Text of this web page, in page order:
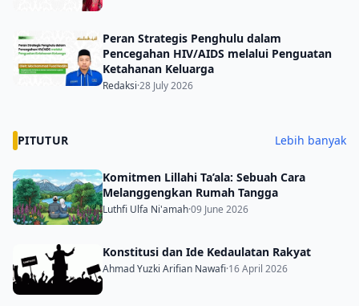
Peran Strategis Penghulu dalam
Pencegahan HIV/AIDS melalui Penguatan
Ketahanan Keluarga
Redaksi·28 July 2026
PITUTUR Lebih banyak
Komitmen Lillahi Ta’ala: Sebuah Cara
Melanggengkan Rumah Tangga
Luthfi Ulfa Ni'amah·09 June 2026
Konstitusi dan Ide Kedaulatan Rakyat
Ahmad Yuzki Arifian Nawafi·16 April 2026